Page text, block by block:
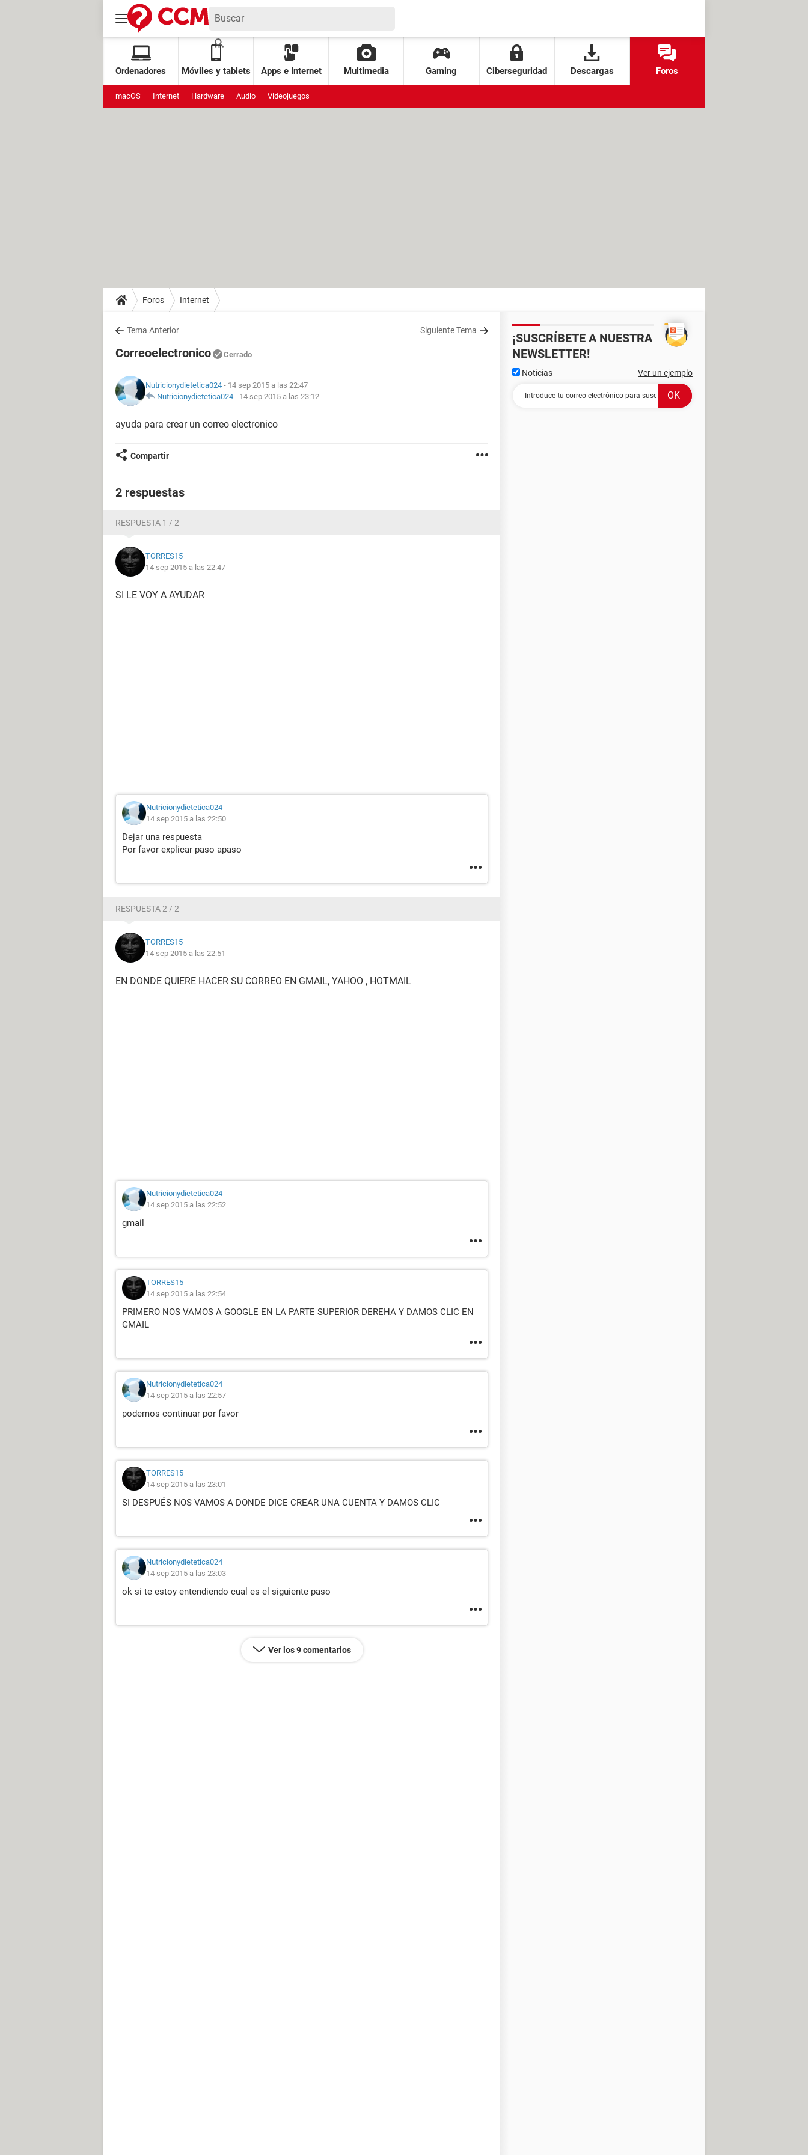
Ordenadores Móviles y tablets Apps e Internet Multimedia Gaming Ciberseguridad Descargas Foros
macOS Internet Hardware Audio Videojuegos
Foros Internet
Tema Anterior Siguiente Tema
Correoelectronico Cerrado
Nutricionydietetica024 - 14 sep 2015 a las 22:47
Nutricionydietetica024 - 14 sep 2015 a las 23:12
ayuda para crear un correo electronico
Compartir
2 respuestas
RESPUESTA 1 / 2
TORRES15
14 sep 2015 a las 22:47
SI LE VOY A AYUDAR
Nutricionydietetica024
14 sep 2015 a las 22:50
Dejar una respuesta
Por favor explicar paso apaso
RESPUESTA 2 / 2
TORRES15
14 sep 2015 a las 22:51
EN DONDE QUIERE HACER SU CORREO EN GMAIL, YAHOO , HOTMAIL
Nutricionydietetica024
14 sep 2015 a las 22:52
gmail
TORRES15
14 sep 2015 a las 22:54
PRIMERO NOS VAMOS A GOOGLE EN LA PARTE SUPERIOR DEREHA Y DAMOS CLIC EN
GMAIL
Nutricionydietetica024
14 sep 2015 a las 22:57
podemos continuar por favor
TORRES15
14 sep 2015 a las 23:01
SI DESPUÉS NOS VAMOS A DONDE DICE CREAR UNA CUENTA Y DAMOS CLIC
Nutricionydietetica024
14 sep 2015 a las 23:03
ok si te estoy entendiendo cual es el siguiente paso
Ver los 9 comentarios
¡SUSCRÍBETE A NUESTRA
NEWSLETTER!
Noticias Ver un ejemplo